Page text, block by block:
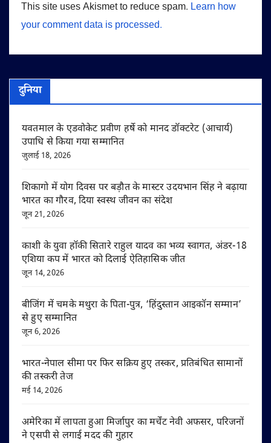
This site uses Akismet to reduce spam. Learn how
your comment data is processed.
दुनिया
यवतमाल के एडवोकेट प्रवीण हर्षे को मानद डॉक्टरेट (आचार्य)
उपाधि से किया गया सम्मानित
जुलाई 18, 2026
शिकागो में योग दिवस पर बड़ौत के मास्टर उदयभान सिंह ने बढ़ाया
भारत का गौरव, दिया स्वस्थ जीवन का संदेश
जून 21, 2026
काशी के युवा हॉकी सितारे राहुल यादव का भव्य स्वागत, अंडर-18
एशिया कप में भारत को दिलाई ऐतिहासिक जीत
जून 14, 2026
बीजिंग में चमके मथुरा के पिता-पुत्र, ‘हिंदुस्तान आइकॉन सम्मान’
से हुए सम्मानित
जून 6, 2026
भारत-नेपाल सीमा पर फिर सक्रिय हुए तस्कर, प्रतिबंधित सामानों
की तस्करी तेज
मई 14, 2026
अमेरिका में लापता हुआ मिर्जापुर का मर्चेंट नेवी अफसर, परिजनों
ने एसपी से लगाई मदद की गुहार